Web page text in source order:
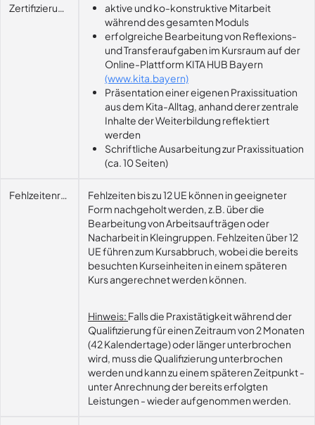
Zertifizierungsvoraussetzungaktive und ko-konstruktive Mitarbeit
während des gesamten Moduls
erfolgreiche Bearbeitung von Reflexions-
und Transferaufgaben im Kursraum auf der
Online-Plattform KITA HUB Bayern
(www.kita.bayern)
Präsentation einer eigenen Praxissituation
aus dem Kita-Alltag, anhand derer zentrale
Inhalte der Weiterbildung reflektiert
werden
Schriftliche Ausarbeitung zur Praxissituation
(ca. 10 Seiten)
FehlzeitenregelungFehlzeiten bis zu 12 UE können in geeigneter
Form nachgeholt werden, z.B. über die
Bearbeitung von Arbeitsaufträgen oder
Nacharbeit in Kleingruppen. Fehlzeiten über 12
UE führen zum Kursabbruch, wobei die bereits
besuchten Kurseinheiten in einem späteren
Kurs angerechnet werden können.
Hinweis: Falls die Praxistätigkeit während der
Qualifizierung für einen Zeitraum von 2 Monaten
(42 Kalendertage) oder länger unterbrochen
wird, muss die Qualifizierung unterbrochen
werden und kann zu einem späteren Zeitpunkt -
unter Anrechnung der bereits erfolgten
Leistungen - wieder aufgenommen werden.